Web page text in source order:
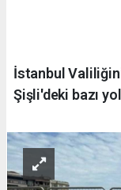
İstanbul
Şişli'deki bazı